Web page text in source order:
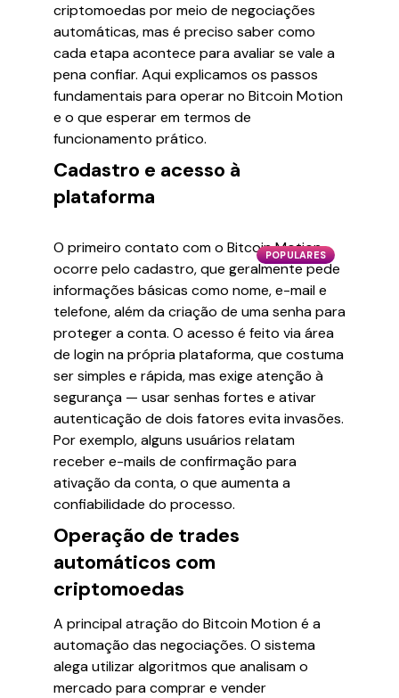
criptomoedas por meio de negociações
automáticas, mas é preciso saber como
cada etapa acontece para avaliar se vale a
pena confiar. Aqui explicamos os passos
fundamentais para operar no Bitcoin Motion
e o que esperar em termos de
funcionamento prático.
Cadastro e acesso à
plataforma
POPULARES
O primeiro contato com o Bitcoin Motion
ocorre pelo cadastro, que geralmente pede
informações básicas como nome, e-mail e
telefone, além da criação de uma senha para
proteger a conta. O acesso é feito via área
de login na própria plataforma, que costuma
ser simples e rápida, mas exige atenção à
segurança — usar senhas fortes e ativar
autenticação de dois fatores evita invasões.
Por exemplo, alguns usuários relatam
receber e-mails de confirmação para
ativação da conta, o que aumenta a
confiabilidade do processo.
Operação de trades
automáticos com
criptomoedas
A principal atração do Bitcoin Motion é a
automação das negociações. O sistema
alega utilizar algoritmos que analisam o
mercado para comprar e vender